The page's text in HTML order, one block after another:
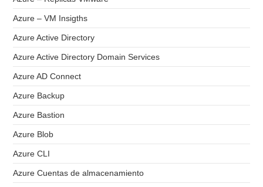
Azure – VM Insigths
Azure Active Directory
Azure Active Directory Domain Services
Azure AD Connect
Azure Backup
Azure Bastion
Azure Blob
Azure CLI
Azure Cuentas de almacenamiento